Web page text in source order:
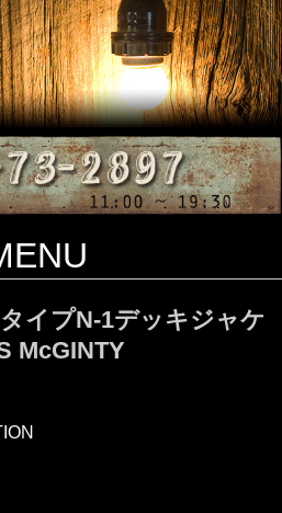
イプN-1デッキジャケ
McGINTY